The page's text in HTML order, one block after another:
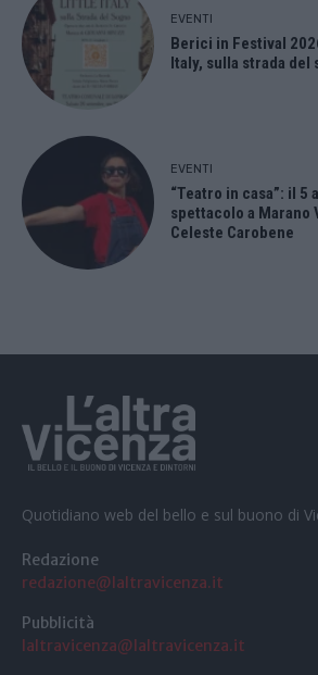
EVENTI
Berici in Festival
Italy, sulla strada del
EVENTI
“Teatro in casa”: il 5
spettacolo a Marano
Celeste Carobene
Quotidiano web del bello e sul buono di
Redazione
redazione@laltravicenza.it
Pubblicità
laltravicenza@laltravicenza.it